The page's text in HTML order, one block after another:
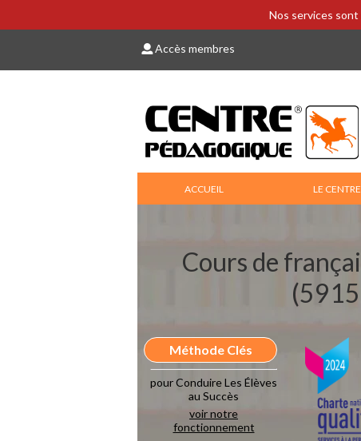
Nos services
Accès membres
ACCUEIL LE CENTRE
Cours de
Méthode Clés
pour Conduire Les Élèves
au Succès
voir notre
fonctionnement